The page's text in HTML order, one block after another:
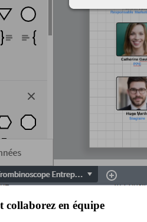
collaborez en équipe